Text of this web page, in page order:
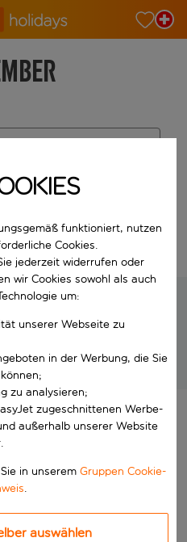
idealen Ferien
zu unschlagbaren Preisen!
funktioniert, nutzen
Cookies.
jederzeit widerrufen oder
wir Cookies sowohl als auch
um:
unserer Webseite zu
in der Werbung, die Sie
zu analysieren;
zugeschnittenen Werbe-
außerhalb unserer Website
in unserem Gruppen Cookie-
.
auswählen